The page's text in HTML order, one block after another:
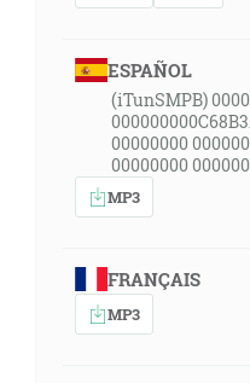
ESPAÑOL
(iTunSMPB)
00000000
00000000
MP3
FRANÇAIS
MP3